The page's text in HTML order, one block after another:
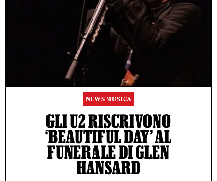
NEWS MUSICA
GLI U2 RISCRIVONO
‘BEAUTIFUL DAY’ AL
FUNERALE DI GLEN
HANSARD